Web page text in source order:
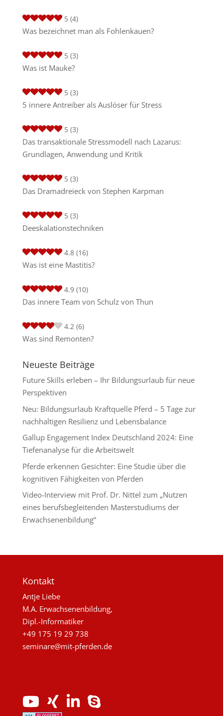
5 (4)
Was bezeichnet man als Fohlenkauen?
5 (3)
Was ist Mauke?
5 (3)
5 innere Antreiber als Auslöser für Stress
5 (3)
Das transaktionale Stressmodell nach Lazarus:
Grundlagen, Anwendung und Kritik
5 (3)
Das Dramadreieck von Stephen Karpman
5 (3)
Deeskalationstechniken
4.8 (16)
Was ist eine Mastitis?
4.9 (10)
Das innere Team von Schulz von Thun
4.2 (6)
Was sind Remonten?
Neueste Beiträge
Future Skills erleben – Ihr Bildungsurlaub für neue
Perspektiven
Neu: Bildungsurlaub Kraftquelle Pferd – 5 Tage zur
nachhaltigen Resilienz und Lebensbalance
Gallup Engagement Index Deutschland 2024: Eine
Tiefenanalyse für die Arbeitswelt
Pferde erkennen Gesichter: Eine Studie über die
kognitiven Fähigkeiten von Pferden
Video-Interview mit Prof. Dr. Nittel zum „Nutzen
eines berufsbegleitenden Masterstudiums der
Erwachsenenbildung“
Kontakt
Antje Liebe
M.A. Erwachsenenbildung,
Dipl.-Informatiker
+49 175 19 29 738
seminare@mit-pferden.de